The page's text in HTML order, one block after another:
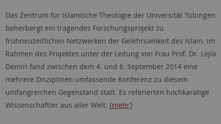
Das Zentrum für Islamische Theologie der Universität Tübingen
beherbergt ein tragendes Forschungsprojekt zu
frühneuzeitlichen Netzwerken der Gelehrsamkeit des Islam. Im
Rahmen des Projektes unter der Leitung von Frau Prof. Dr. Lejla
Demiri fand zwischen dem 4. und 6. September 2014 eine
mehrere Disziplinen umfassende Konferenz zu diesem
umfangreichen Gegenstand statt. Es referierten hochkarätige
Wissenschaftler aus aller Welt. [mehr]